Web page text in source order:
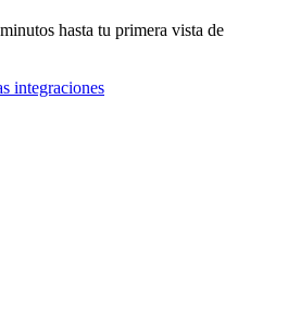
hasta tu primera vista de
integraciones